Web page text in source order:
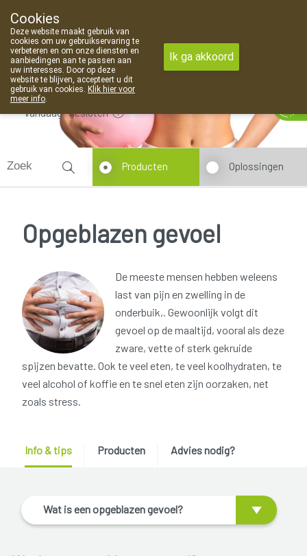
09 373 94 03
Vandaag gesloten
Producten Oplossingen
Opgeblazen gevoel
De meeste mensen hebben weleens
last van pijn en zwelling in de
onderbuik,. Gewoonlijk volgt dit
gevoel op de maaltijd, vooral als deze
zware, vette of sterk gekruide
spijzen bevatte. Ook te veel eten, te veel koolhydraten, te
veel alcohol of koffie en te snel eten zijn oorzaken, net
zoals stress.
Info & tips Producten Advies nodig?
Wat is een opgeblazen gevoel?
Cookies
Deze website maakt gebruik van
cookies om uw gebruikservaring te
verbeteren en om onze diensten en
aanbiedingen aan te passen aan
uw interesses. Door op deze
website te blijven, accepteert u dit
gebruik van cookies. Klik hier voor
meer info.
Ik ga akkoord